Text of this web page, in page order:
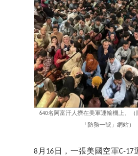
640名阿富汗人擠在美軍運輸機上。（
「防務一號」網站）
8月16日，一張美國空軍C-17